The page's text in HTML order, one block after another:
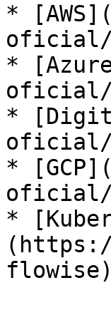
*
oficial/
*
oficial/
*
oficial/
*
oficial/
*